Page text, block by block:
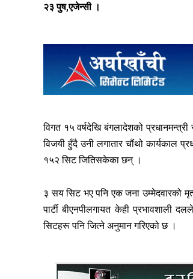
२३ पुष,एजेन्सी ।
विगत १५ वर्षदेखि बंगलादेशको
विजयी हुँदै उनी लगातार चौंथो कार्यकाल
१५२ सिट जितिसकेका छन् ।
३ सय सिट भए पनि एक जना उम्मेदवारको
पार्टी बीएनपीलगायत केही प्रभावशाली
सिटहरू पनि जित्ने अनुमान गरिएको छ ।